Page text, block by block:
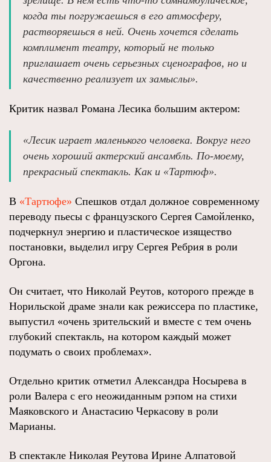
когда ты погружаешься в его атмосферу,
растворяешься в ней. Очень хочется сделать
комплимент театру, который не только
приглашает очень серьезных сценографов, но и
качественно реализует их замыслы».
Критик назвал Романа Лесика большим актером:
«Лесик играет маленького человека. Вокруг него
очень хороший актерский ансамбль. По-моему,
прекрасный спектакль. Как и «Тартюф».
В «Тартюфе» Спешков отдал должное современному
переводу пьесы с французского Сергея Самойленко,
подчеркнул энергию и пластическое изящество
постановки, выделил игру Сергея Ребрия в роли
Оргона.
Он считает, что Николай Реутов, которого прежде в
Норильской драме знали как режиссера по пластике,
выпустил «очень зрительский и вместе с тем очень
глубокий спектакль, на котором каждый может
подумать о своих проблемах».
Отдельно критик отметил Александра Носырева в
роли Валера с его неожиданным рэпом на стихи
Маяковского и Анастасию Черкасову в роли
Марианы.
В спектакле Николая Реутова Ирине Алпатовой